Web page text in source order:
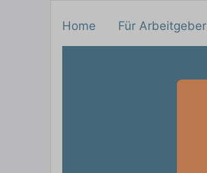
Home Für Arbeitgeber